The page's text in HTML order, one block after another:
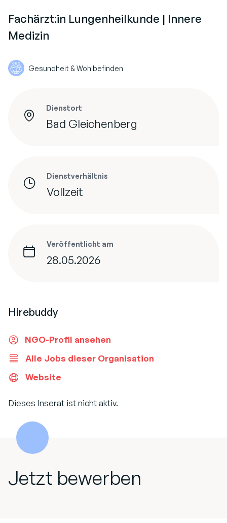
Fachärzt:in Lungenheilkunde | Innere
Medizin
Gesundheit & Wohlbefinden
Dienstort
Bad Gleichenberg
Dienstverhältnis
Vollzeit
Veröffentlicht am
28.05.2026
Hirebuddy
NGO-Profil ansehen
Alle Jobs dieser Organisation
Website
Dieses Inserat ist nicht aktiv.
Jetzt bewerben